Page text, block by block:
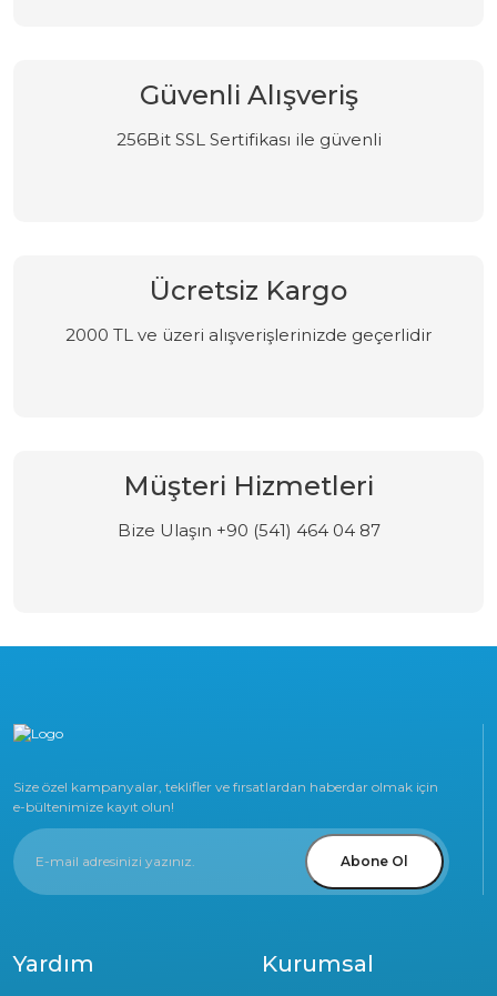
Güvenli Alışveriş
256Bit SSL Sertifikası ile güvenli
Ücretsiz Kargo
2000 TL ve üzeri alışverişlerinizde geçerlidir
Müşteri Hizmetleri
Bize Ulaşın +90 (541) 464 04 87
Size özel kampanyalar, teklifler ve fırsatlardan haberdar olmak için
e-bültenimize kayıt olun!
Abone Ol
Kurumsal
Yardım